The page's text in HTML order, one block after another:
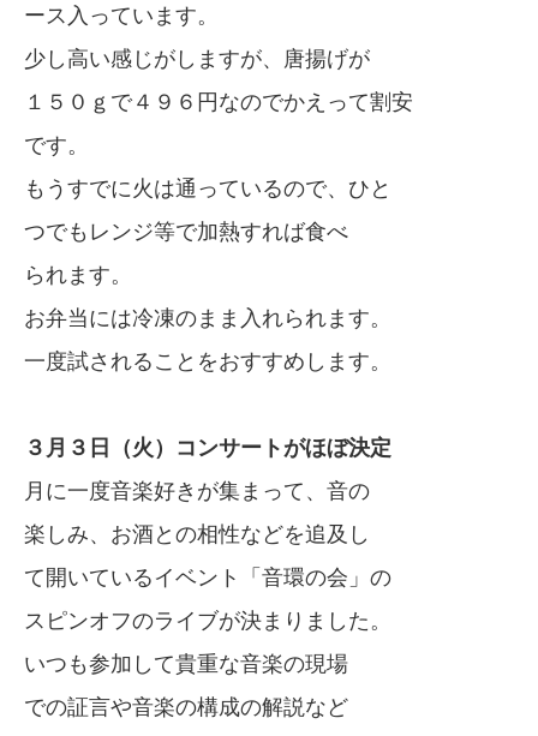
ース入っています。
少し高い感じがしますが、唐揚げが
１５０ｇで４９６円なのでかえって割安
です。
もうすでに火は通っているので、ひと
つでもレンジ等で加熱すれば食べ
られます。
お弁当には冷凍のまま入れられます。
一度試されることをおすすめします。
３月３日（火）コンサートがほぼ決定
月に一度音楽好きが集まって、音の
楽しみ、お酒との相性などを追及し
て開いているイベント「音環の会」の
スピンオフのライブが決まりました。
いつも参加して貴重な音楽の現場
での証言や音楽の構成の解説など